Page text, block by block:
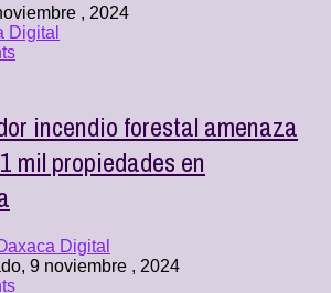
, 2024
Digital
incendio forestal amenaza
mil propiedades en
Digital
9 noviembre , 2024